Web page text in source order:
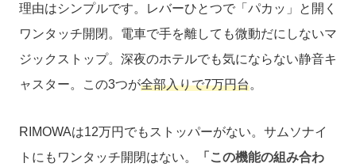
理由はシンプルです。レバーひとつで「パカッ」と開く
ワンタッチ開閉。電車で手を離しても微動だにしないマ
ジックストップ。深夜のホテルでも気にならない静音キ
ャスター。この3つが全部入りで7万円台。
RIMOWAは12万円でもストッパーがない。サムソナイ
トにもワンタッチ開閉はない。
「この機能の組み合わ